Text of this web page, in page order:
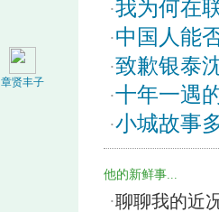
章贤丰子
·我为何在
·中国人能
·致歉银泰
·十年一遇
·小城故事
他的新鲜事...
·聊聊我的近